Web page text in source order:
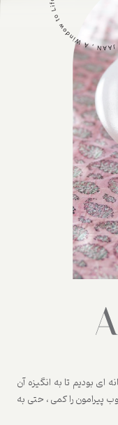
ای بودیم تا به انگیزه آن
پیرامون را کمی ، حتی به